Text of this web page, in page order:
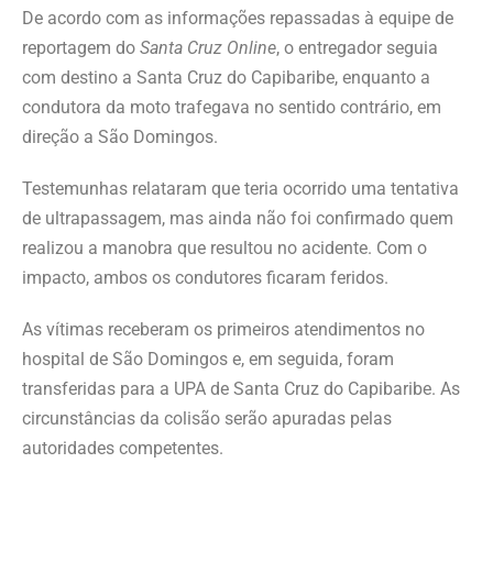
De acordo com as informações repassadas à equipe de
reportagem do Santa Cruz Online, o entregador seguia
com destino a Santa Cruz do Capibaribe, enquanto a
condutora da moto trafegava no sentido contrário, em
direção a São Domingos.
Testemunhas relataram que teria ocorrido uma tentativa
de ultrapassagem, mas ainda não foi confirmado quem
realizou a manobra que resultou no acidente. Com o
impacto, ambos os condutores ficaram feridos.
As vítimas receberam os primeiros atendimentos no
hospital de São Domingos e, em seguida, foram
transferidas para a UPA de Santa Cruz do Capibaribe. As
circunstâncias da colisão serão apuradas pelas
autoridades competentes.